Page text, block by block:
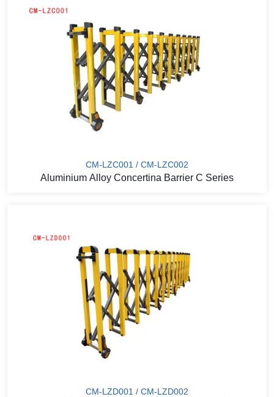
CM-LZC001 / CM-LZC002
Aluminium Alloy Concertina Barrier C Series
CM-LZD001 / CM-LZD002